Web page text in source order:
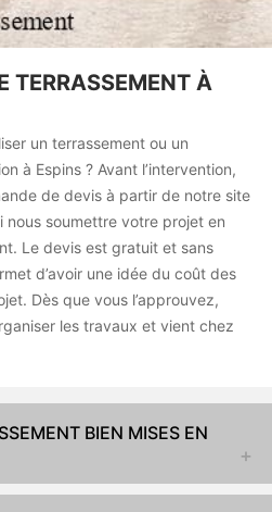
TERRASSEMENT À
un terrassement ou un
à Espins ? Avant l’intervention,
de devis à partir de notre site
nous soumettre votre projet en
Le devis est gratuit et sans
d’avoir une idée du coût des
Dès que vous l’approuvez,
les travaux et vient chez
BIEN MISES EN